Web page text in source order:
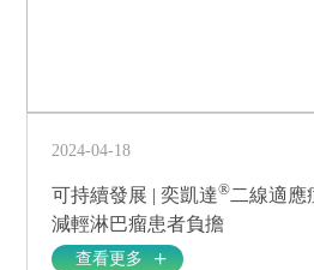
2024-04-18
可持續發展 | 奕凱達®二線適應
減輕淋巴瘤患者負擔
查看更多